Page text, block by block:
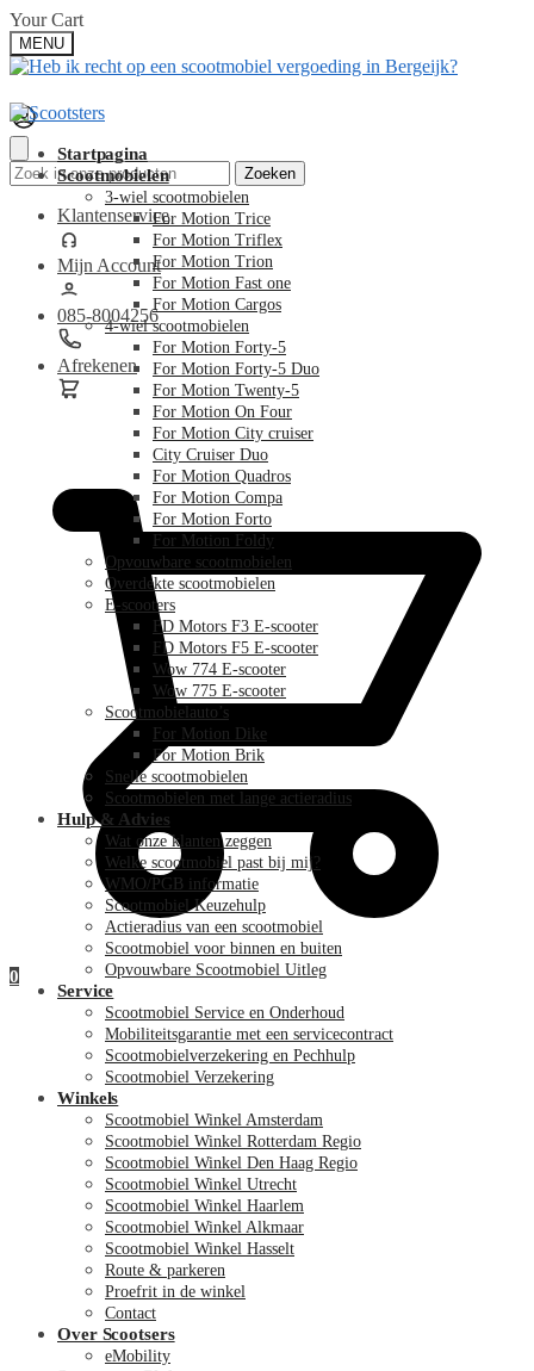
Skip
to
navigation
Skip
to
content
Your Cart
MENU
Zoeken
naar:
Zoeken
Klantenservice
Mijn Account
085-8004256
Afrekenen
0
Startpagina
Scootmobielen
3-wiel scootmobielen
For Motion Trice
For Motion Triflex
For Motion Trion
For Motion Fast one
For Motion Cargos
4-wiel scootmobielen
For Motion Forty-5
For Motion Forty-5 Duo
For Motion Twenty-5
For Motion On Four
For Motion City cruiser
City Cruiser Duo
For Motion Quadros
For Motion Compa
For Motion Forto
For Motion Foldy
Opvouwbare scootmobielen
Overdekte scootmobielen
E-scooters
FD Motors F3 E-scooter
FD Motors F5 E-scooter
Wow 774 E-scooter
Wow 775 E-scooter
Scootmobielauto’s
For Motion Dike
For Motion Brik
Snelle scootmobielen
Scootmobielen met lange actieradius
Hulp & Advies
Wat onze klanten zeggen
Welke scootmobiel past bij mij?
WMO/PGB informatie
Scootmobiel Keuzehulp
Actieradius van een scootmobiel
Scootmobiel voor binnen en buiten
Opvouwbare Scootmobiel Uitleg
Service
Scootmobiel Service en Onderhoud
Mobiliteitsgarantie met een servicecontract
Scootmobielverzekering en Pechhulp
Scootmobiel Verzekering
Winkels
Scootmobiel Winkel Amsterdam
Scootmobiel Winkel Rotterdam Regio
Scootmobiel Winkel Den Haag Regio
Scootmobiel Winkel Utrecht
Scootmobiel Winkel Haarlem
Scootmobiel Winkel Alkmaar
Scootmobiel Winkel Hasselt
Route & parkeren
Proefrit in de winkel
Contact
Over Scootsers
eMobility